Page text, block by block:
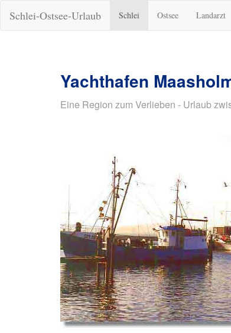
Schlei-Ostsee-Urlaub Schlei Ostsee Landarzt
Yachthafen
Eine Region zum Verlieben - Urlaub